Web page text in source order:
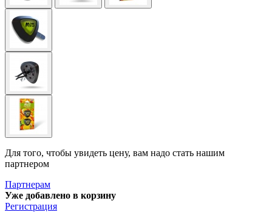
Для того, чтобы увидеть цену, вам надо стать нашим
партнером
Партнерам
Уже добавлено в корзину
Регистрация